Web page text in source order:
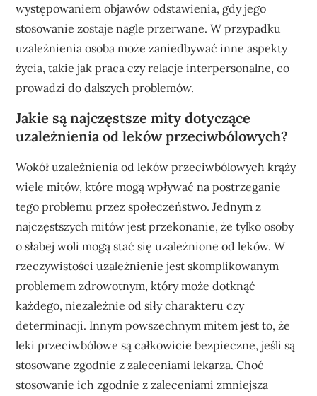
występowaniem objawów odstawienia, gdy jego
stosowanie zostaje nagle przerwane. W przypadku
uzależnienia osoba może zaniedbywać inne aspekty
życia, takie jak praca czy relacje interpersonalne, co
prowadzi do dalszych problemów.
Jakie są najczęstsze mity dotyczące
uzależnienia od leków przeciwbólowych?
Wokół uzależnienia od leków przeciwbólowych krąży
wiele mitów, które mogą wpływać na postrzeganie
tego problemu przez społeczeństwo. Jednym z
najczęstszych mitów jest przekonanie, że tylko osoby
o słabej woli mogą stać się uzależnione od leków. W
rzeczywistości uzależnienie jest skomplikowanym
problemem zdrowotnym, który może dotknąć
każdego, niezależnie od siły charakteru czy
determinacji. Innym powszechnym mitem jest to, że
leki przeciwbólowe są całkowicie bezpieczne, jeśli są
stosowane zgodnie z zaleceniami lekarza. Choć
stosowanie ich zgodnie z zaleceniami zmniejsza